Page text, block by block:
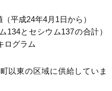
平成24年4月1日から）
134とセシウム137の合計）
ログラム
以東の区域に供給していま